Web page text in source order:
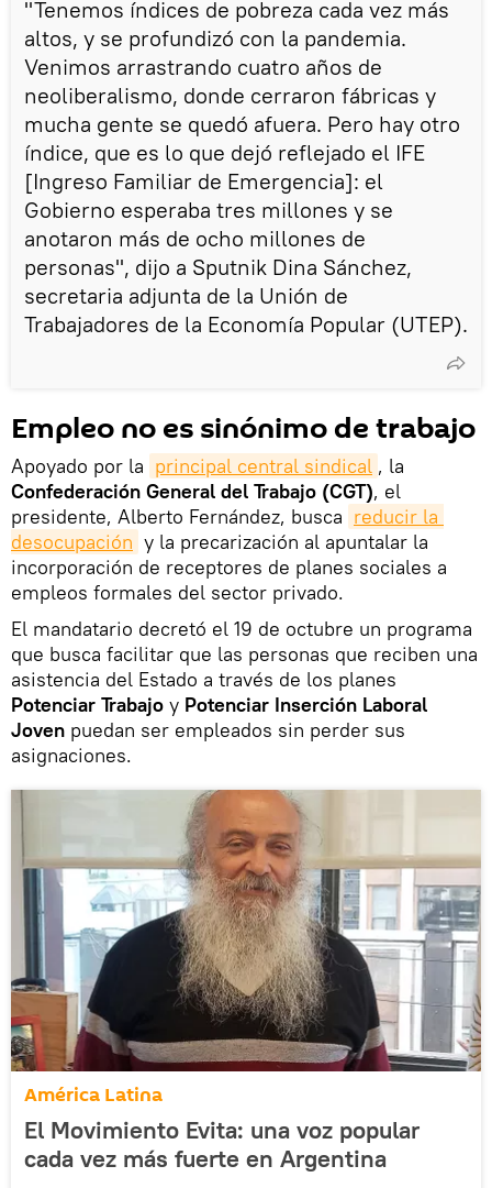
"Tenemos índices de pobreza cada vez más
altos, y se profundizó con la pandemia.
Venimos arrastrando cuatro años de
neoliberalismo, donde cerraron fábricas y
mucha gente se quedó afuera. Pero hay otro
índice, que es lo que dejó reflejado el IFE
[Ingreso Familiar de Emergencia]: el
Gobierno esperaba tres millones y se
anotaron más de ocho millones de
personas", dijo a Sputnik Dina Sánchez,
secretaria adjunta de la Unión de
Trabajadores de la Economía Popular (UTEP).
Empleo no es sinónimo de trabajo
Apoyado por la principal central sindical , la
Confederación General del Trabajo (CGT), el
presidente, Alberto Fernández, busca reducir la
desocupación y la precarización al apuntalar la
incorporación de receptores de planes sociales a
empleos formales del sector privado.
El mandatario decretó el 19 de octubre un programa
que busca facilitar que las personas que reciben una
asistencia del Estado a través de los planes
Potenciar Trabajo y Potenciar Inserción Laboral
Joven puedan ser empleados sin perder sus
asignaciones.
América Latina
El Movimiento Evita: una voz popular
cada vez más fuerte en Argentina